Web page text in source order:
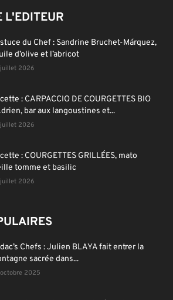
L'EDITEUR
du Chef : Sandrine Bruchet-Márquez,
d’olive et l’abricot
2026
: CARPACCIO DE COURGETTES BIO
bar aux langoustines et...
2026
: COURGETTES GRILLÉES, mato
tomme et basilic
2026
Chefs : Julien BLAYA fait entrer la
sacrée dans...
2025